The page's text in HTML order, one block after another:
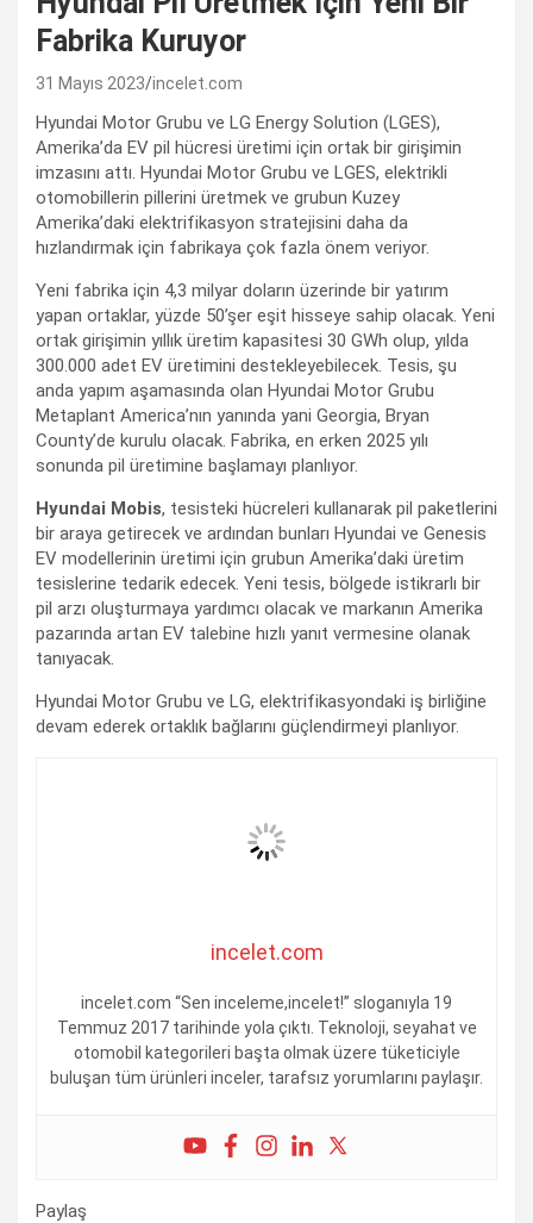
Fabrika Kuruyor
31 Mayıs 2023 incelet.com
Hyundai Motor Grubu ve LG Energy Solution (LGES),
Amerika’da EV pil hücresi üretimi için ortak bir girişimin
imzasını attı. Hyundai Motor Grubu ve LGES, elektrikli
otomobillerin pillerini üretmek ve grubun Kuzey
Amerika’daki elektrifikasyon stratejisini daha da
hızlandırmak için fabrikaya çok fazla önem veriyor.
Yeni fabrika için 4,3 milyar doların üzerinde bir yatırım
yapan ortaklar, yüzde 50’şer eşit hisseye sahip olacak. Yeni
ortak girişimin yıllık üretim kapasitesi 30 GWh olup, yılda
300.000 adet EV üretimini destekleyebilecek. Tesis, şu
anda yapım aşamasında olan Hyundai Motor Grubu
Metaplant America’nın yanında yani Georgia, Bryan
County’de kurulu olacak. Fabrika, en erken 2025 yılı
sonunda pil üretimine başlamayı planlıyor.
Hyundai Mobis, tesisteki hücreleri kullanarak pil paketlerini
bir araya getirecek ve ardından bunları Hyundai ve Genesis
EV modellerinin üretimi için grubun Amerika’daki üretim
tesislerine tedarik edecek. Yeni tesis, bölgede istikrarlı bir
pil arzı oluşturmaya yardımcı olacak ve markanın Amerika
pazarında artan EV talebine hızlı yanıt vermesine olanak
tanıyacak.
Hyundai Motor Grubu ve LG, elektrifikasyondaki iş birliğine
devam ederek ortaklık bağlarını güçlendirmeyi planlıyor.
incelet.com
incelet.com “Sen inceleme,incelet!” sloganıyla 19
Temmuz 2017 tarihinde yola çıktı. Teknoloji, seyahat ve
otomobil kategorileri başta olmak üzere tüketiciyle
buluşan tüm ürünleri inceler, tarafsız yorumlarını paylaşır.
Paylaş